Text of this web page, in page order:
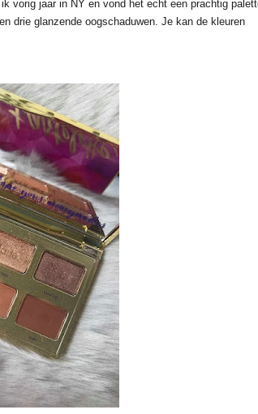
vorig jaar in NY en vond het echt een prachtig
drie glanzende oogschaduwen. Je kan de kleuren